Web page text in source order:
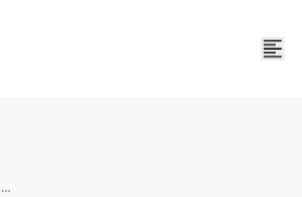
...